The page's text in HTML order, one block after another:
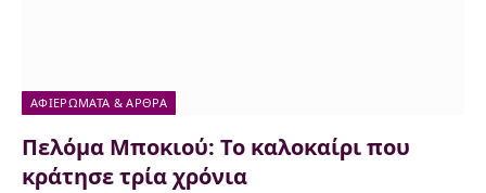
ΑΦΙΕΡΏΜΑΤΑ & ΆΡΘΡΑ
Πελόμα Μποκιού: Το καλοκαίρι που
κράτησε τρία χρόνια